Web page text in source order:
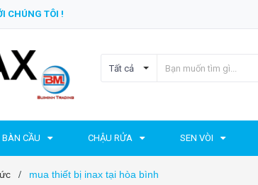
CHÚNG TÔI !
Tất cả
BÀN CẦU CHẬU RỬA SEN VÒI
/ mua thiết bị inax tại hòa bình